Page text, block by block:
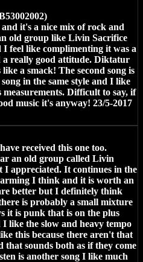
it's a nice mix of rock and
old group like Livin Sacrifice
feel like complimenting it was a
a really good attitude. Diktatur
a smack! The second song is
in the same style and I like
Difficult to say, if
music it's anyway! 23/5-2017
received this one too.
an old group called Livin
I appreciated. It continues in the
I think and it is worth an
better but I definitely think
is probably a small mixture
it is punk that is on the plus
like the slow and heavy tempo
this because there aren't that
that sounds both as if they come
is another song I like much